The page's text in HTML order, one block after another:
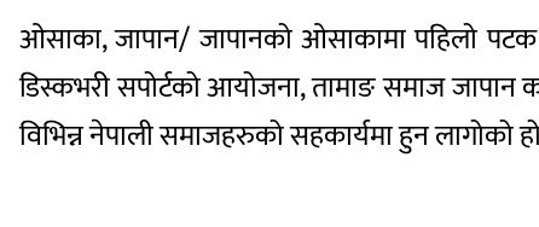
ओसाका, जापान/ जापानको ओसाकामा पहिलो
डिस्कभरी सपोर्टको आयोजना, तामाङ समाज
विभिन्न नेपाली समाजहरुको सहकार्यमा हुन लागोको